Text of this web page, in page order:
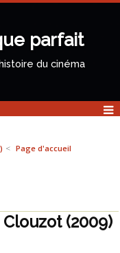
parfait
du cinéma
Page d'accueil
(2009)